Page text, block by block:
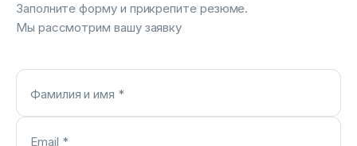
Заполните форму и прикрепите резюме.
Мы рассмотрим вашу заявку
Фамилия и имя *
Email *